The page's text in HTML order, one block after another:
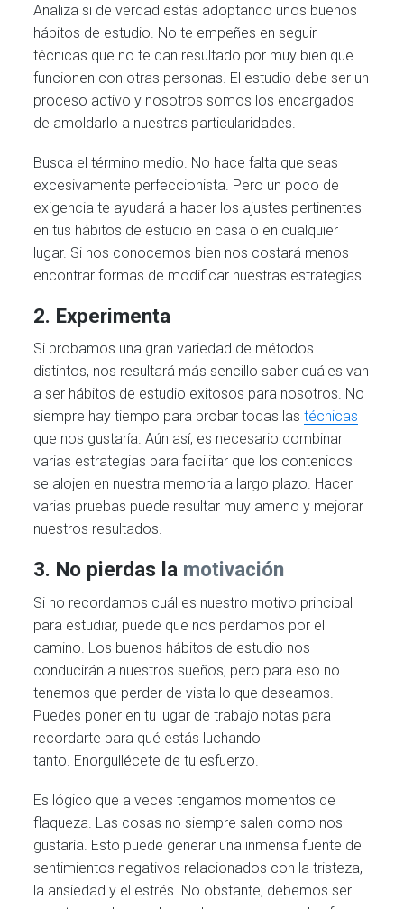
Analiza si de verdad estás adoptando unos buenos
hábitos de estudio. No te empeñes en seguir
técnicas que no te dan resultado por muy bien que
funcionen con otras personas. El estudio debe ser un
proceso activo y nosotros somos los encargados
de amoldarlo a nuestras particularidades.
Busca el término medio. No hace falta que seas
excesivamente perfeccionista. Pero un poco de
exigencia te ayudará a hacer los ajustes pertinentes
en tus hábitos de estudio en casa o en cualquier
lugar. Si nos conocemos bien nos costará menos
encontrar formas de modificar nuestras estrategias.
2. Experimenta
Si probamos una gran variedad de métodos
distintos, nos resultará más sencillo saber cuáles van
a ser hábitos de estudio exitosos para nosotros. No
siempre hay tiempo para probar todas lastécnicas
que nos gustaría. Aún así, es necesario combinar
varias estrategias para facilitar que los contenidos
se alojen en nuestra memoria a largo plazo. Hacer
varias pruebas puede resultar muy ameno y mejorar
nuestros resultados.
3. No pierdas la motivación
Si no recordamos cuál es nuestro motivo principal
para estudiar, puede que nos perdamos por el
camino. Los buenos hábitos de estudio nos
conducirán a nuestros sueños, pero para eso no
tenemos que perder de vista lo que deseamos.
Puedes poner en tu lugar de trabajo notas para
recordarte para qué estás luchando
tanto. Enorgullécete de tu esfuerzo.
Es lógico que a veces tengamos momentos de
flaqueza. Las cosas no siempre salen como nos
gustaría. Esto puede generar una inmensa fuente de
sentimientos negativos relacionados con la tristeza,
la ansiedad y el estrés. No obstante, debemos ser